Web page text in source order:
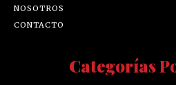
NOSOTROS
CONTACTO
Categorías